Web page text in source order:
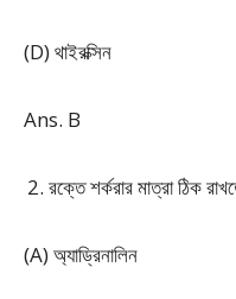
(D) থাইরক্সিন
Ans. B
রক্তে শর্করার মাত্রা ঠিক
(A) অ্যাড্রিনালিন